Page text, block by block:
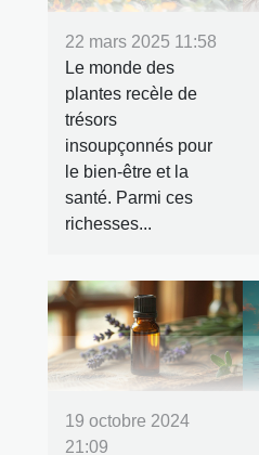
22 mars 2025 11:58
Le monde des
plantes recèle de
trésors
insoupçonnés pour
le bien-être et la
santé. Parmi ces
richesses...
19 octobre 2024
21:09